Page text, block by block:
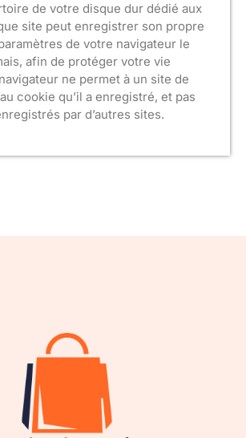
de votre disque dur dédié aux
site peut enregistrer son propre
de votre navigateur le
afin de protéger votre vie
ne permet à un site de
cookie qu’il a enregistré, et pas
par d’autres sites.